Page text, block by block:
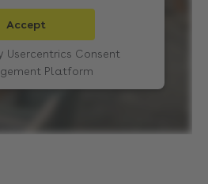
Accept
Usercentrics Consent
Platform